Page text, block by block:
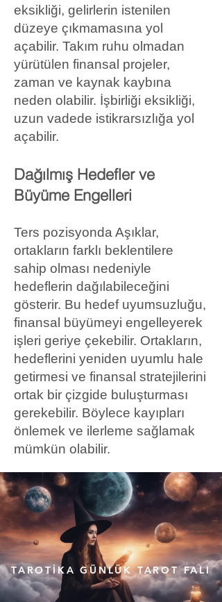
eksikliği, gelirlerin istenilen
düzeye çıkmamasına yol
açabilir. Takım ruhu olmadan
yürütülen finansal projeler,
zaman ve kaynak kaybına
neden olabilir. İşbirliği eksikliği,
uzun vadede istikrarsızlığa yol
açabilir.
Dağılmış Hedefler ve
Büyüme Engelleri
Ters pozisyonda Aşıklar,
ortakların farklı beklentilere
sahip olması nedeniyle
hedeflerin dağılabileceğini
gösterir. Bu hedef uyumsuzluğu,
finansal büyümeyi engelleyerek
işleri geriye çekebilir. Ortakların,
hedeflerini yeniden uyumlu hale
getirmesi ve finansal stratejilerini
ortak bir çizgide buluşturması
gerekebilir. Böylece kayıpları
önlemek ve ilerleme sağlamak
mümkün olabilir.
TAROTİKA GÜNLÜK TAROT FALI